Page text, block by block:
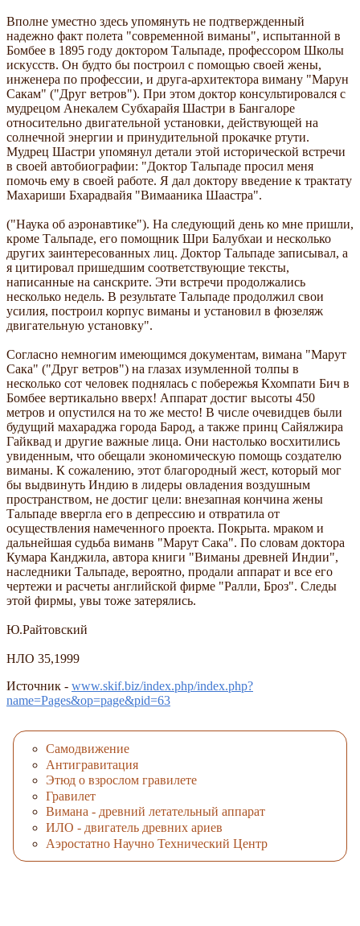
Вполне уместно здесь упомянуть не подтвержденный
надежно факт полета "современной виманы", испытанной в
Бомбее в 1895 году доктором Тальпаде, профессором Школы
искусств. Он будто бы построил с помощью своей жены,
инженера по профессии, и друга-архитектора виману "Марун
Сакам" ("Друг ветров"). При этом доктор консультировался с
мудрецом Анекалем Субхарайя Шастри в Бангалоре
относительно двигательной установки, действующей на
солнечной энергии и принудительной прокачке ртути.
Мудрец Шастри упомянул детали этой исторической встречи
в своей автобиографии: "Доктор Тальпаде просил меня
помочь ему в своей работе. Я дал доктору введение к трактату
Махариши Бхарадвайя "Вимааника Шаастра".
("Наука об аэронавтике"). На следующий день ко мне пришли,
кроме Тальпаде, его помощник Шри Балубхаи и несколько
других заинтересованных лиц. Доктор Тальпаде записывал, а
я цитировал пришедшим соответствующие тексты,
написанные на санскрите. Эти встречи продолжались
несколько недель. В результате Тальпаде продолжил свои
усилия, построил корпус виманы и установил в фюзеляж
двигательную установку".
Согласно немногим имеющимся документам, вимана "Марут
Сака" ("Друг ветров") на глазах изумленной толпы в
несколько сот человек поднялась с побережья Кхомпати Бич в
Бомбее вертикально вверх! Аппарат достиг высоты 450
метров и опустился на то же место! В числе очевидцев были
будущий махараджа города Барод, а также принц Сайялжира
Гайквад и другие важные лица. Они настолько восхитились
увиденным, что обещали экономическую помощь создателю
виманы. К сожалению, этот благородный жест, который мог
бы выдвинуть Индию в лидеры овладения воздушным
пространством, не достиг цели: внезапная кончина жены
Тальпаде ввергла его в депрессию и отвратила от
осуществления намеченного проекта. Покрыта. мраком и
дальнейшая судьба виманв "Марут Сака". По словам доктора
Кумара Канджила, автора книги "Виманы древней Индии",
наследники Тальпаде, вероятно, продали аппарат и все его
чертежи и расчеты английской фирме "Ралли, Броз". Следы
этой фирмы, увы тоже затерялись.
Ю.Райтовский
НЛО 35,1999
Источник - www.skif.biz/index.php/index.php?
name=Pages&op=page&pid=63
Самодвижение
Антигравитация
Этюд о взрослом гравилете
Гравилет
Вимана - древний летательный аппарат
ИЛО - двигатель древних ариев
Аэростатно Научно Технический Центр